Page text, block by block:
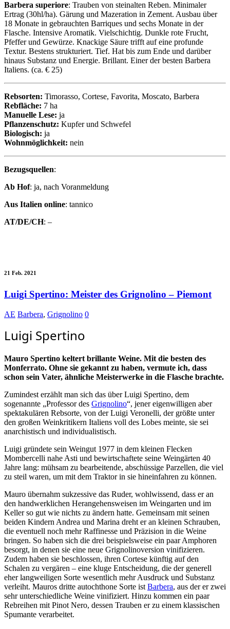
Barbera superiore: Trauben von steinalten Reben. Minimaler
Ertrag (30hl/ha). Gärung und Mazeration in Zement. Ausbau über
18 Monate in gebrauchten Barriques und sechs Monate in der
Flasche. Intensive Aromatik. Vielschichtig. Dunkle rote Frucht,
Pfeffer und Gewürze. Knackige Säure trifft auf eine profunde
Textur. Bestens strukturiert. Tief. Hat bis zum Ende und darüber
hinaus Substanz und Energie. Brillant. Einer der besten Barbera
Italiens. (ca. € 25)
Rebsorten: Timorasso, Cortese, Favorita, Moscato, Barbera
Rebfläche: 7 ha
Manuelle Lese: ja
Pflanzenschutz: Kupfer und Schwefel
Biologisch: ja
Wohnmöglichkeit: nein
Bezugsquellen:
Ab Hof: ja, nach Voranmeldung
Aus Italien online: tannico
AT/DE/CH: –
21 Feb. 2021
Luigi Spertino: Meister des Grignolino – Piemont
AE Barbera, Grignolino 0
Luigi Spertino
Mauro Spertino keltert brillante Weine. Mit die besten des
Monferrato. Ohne sie gekannt zu haben, vermute ich, dass
schon sein Vater, ähnliche Meisterwerke in die Flasche brachte.
Zumindest erzählt man sich das über Luigi Spertino, dem
sogenannte „Professor des Grignolino“, jener eigenwilligen aber
spektakulären Rebsorte, von der Luigi Veronelli, der größte unter
den großen Weinkritikern Italiens voll des Lobes meinte, sie sei
anarchistisch und individualistisch.
Luigi gründete sein Weingut 1977 in dem kleinen Flecken
Mombercelli nahe Asti und bewirtschaftete seine Weingärten 40
Jahre lang: mühsam zu bearbeitende, abschüssige Parzellen, die viel
zu steil waren, um mit dem Traktor in sie hineinfahren zu können.
Mauro übernahm sukzessive das Ruder, wohlwissend, dass er an
den handwerklichen Herangehensweisen im Weingarten und im
Keller so gut wie nichts zu ändern hatte. Gemeinsam mit seinen
beiden Kindern Andrea und Marina dreht er an kleinen Schrauben,
die eventuell noch mehr Raffinesse und Präzision in die Weine
bringen. So haben sich die drei beispielsweise ein paar Amphoren
besorgt, in denen sie eine neue Grignolinoversion vinifizieren.
Zudem haben sie beschlossen, ihren Cortese künftig auf den
Schalen zu vergären – eine kluge Entscheidung, die der generell
eher langweiligen Sorte wesentlich mehr Ausdruck und Substanz
verleiht. Mauros dritte autochthone Sorte ist Barbera, aus der er zwei
sehr unterschiedliche Weine vinifiziert. Hinzu kommen ein paar
Rebreihen mit Pinot Nero, dessen Trauben er zu einem klassischen
Spumante verarbeitet.